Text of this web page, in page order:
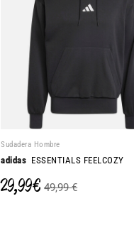
Sudadera Hombre
adidas ESSENTIALS FEELCOZY
29,99 € 49,99 €